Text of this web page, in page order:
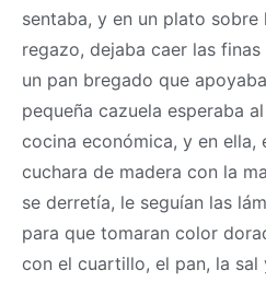
sentaba, y en un plato sobre
regazo, dejaba caer las
un pan bregado que
pequeña cazuela esperaba
cocina económica, y en ella,
cuchara de madera con la
se derretía, le seguían las
para que tomaran color
con el cuartillo, el pan, la